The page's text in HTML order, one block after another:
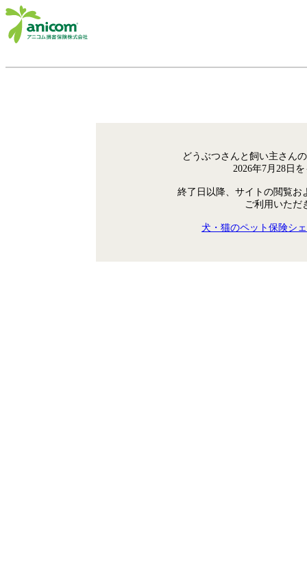
どうぶつさんと飼い主さん
2026年7月28日
終了日以降、サイトの閲覧お
ご利用いただ
犬・猫のペット保険シ